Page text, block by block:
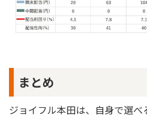
まとめ
ジョイフル本田は、自身で選